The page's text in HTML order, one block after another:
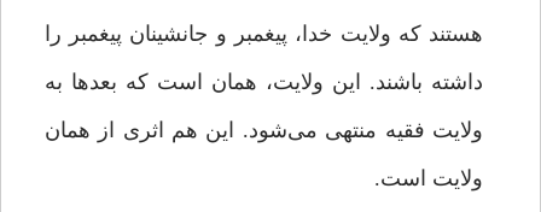
هستند که ولایت خدا، پیغمبر و جانشینان پیغمبر را
داشته باشند. این ولایت، همان است که بعدها به
ولایت ‌فقیه منتهى مى‌‌شود. این هم اثرى از همان
ولایت است.